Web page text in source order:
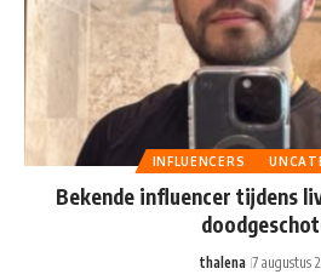
INFLUENCERS
Bekende influencer tijdens
thalena 7 augustus